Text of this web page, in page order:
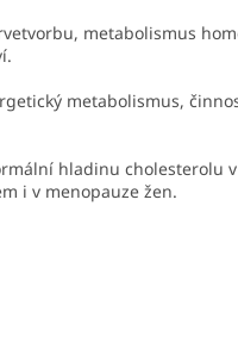
metabolismus
metabolismus,
hladinu cholesterolu
i v menopauze žen.